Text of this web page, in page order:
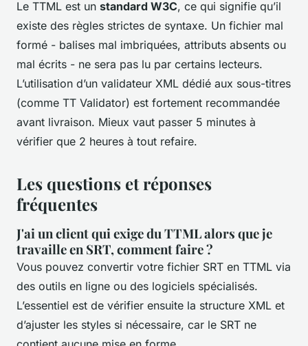
Le TTML est un standard W3C, ce qui signifie qu’il
existe des règles strictes de syntaxe. Un fichier mal
formé - balises mal imbriquées, attributs absents ou
mal écrits - ne sera pas lu par certains lecteurs.
L’utilisation d’un validateur XML dédié aux sous-titres
(comme TT Validator) est fortement recommandée
avant livraison. Mieux vaut passer 5 minutes à
vérifier que 2 heures à tout refaire.
Les questions et réponses
fréquentes
J'ai un client qui exige du TTML alors que je
travaille en SRT, comment faire ?
Vous pouvez convertir votre fichier SRT en TTML via
des outils en ligne ou des logiciels spécialisés.
L’essentiel est de vérifier ensuite la structure XML et
d’ajuster les styles si nécessaire, car le SRT ne